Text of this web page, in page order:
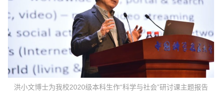
洪小文博士为我校2020级本科生作“科学与社会”研讨课主题报告